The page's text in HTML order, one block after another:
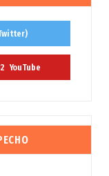
YouTube